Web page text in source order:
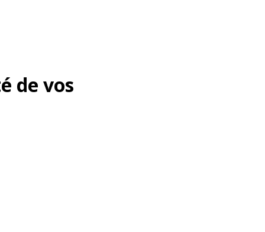
de vos